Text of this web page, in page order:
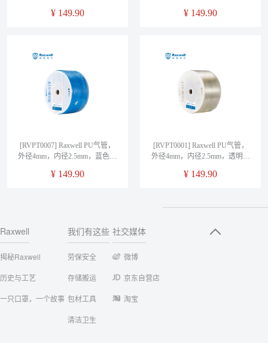
卷
¥ 149.90
卷
¥ 149.90
[RVPT0007] Raxwell PU气管，
外径4mm，内径2.5mm，蓝色，
卷
¥ 149.90
[RVPT0001] Raxwell PU气管，
外径4mm，内径2.5mm，透明，
卷
¥ 149.90
Raxwell
揭秘Raxwell
历史与工艺
一只口罩，一个故事
我们有这些
劳保安全
存储搬运
包材工具
清洁卫生
社交媒体
微博
京东自营店
淘宝